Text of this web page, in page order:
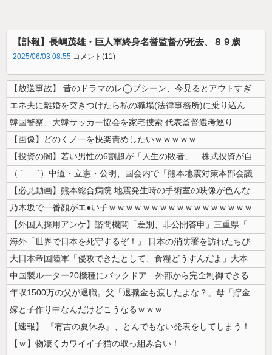
【訃報】長嶋茂雄・巨人軍終身名誉監督が死去、８９歳
2025/06/03 08:55 コメント(11)
【放送事故】 昔のドラマのレ◯プシーン、今見るとアウトすぎる・・・
エネ夫に離婚を突きつけたら私の職場(法律事務所)に乗り込んできた 堂々...
韓国警察、大韓サッカー協会を家宅捜索 代表監督選考巡り
【画像】どのくノ一を快楽責めしたいｗｗｗｗｗ
【投資の闇】若い男性の6割超が「人生の敗者」 株式投資が自信喪失の原因...
（ ´_ゝ`）中道・立憲・公明、国会内で「熊本地震対策本部会議」各省庁...
【必見動画】熊本総合病院 地震発生時の手術室の映像が色んな意味で衝撃的...
乃木坂で一番顔がエ●い子ｗｗｗｗｗｗｗｗｗｗｗｗｗｗｗｗｗｗｗ
【外国人採用アンケ】諮問機関「差別、非公開答申」三重県「差別に当たらず...
海外「世界で日本を死守するぞ！」 日本の消防署を訪れたちびっ子集団が世...
大日本帝国陸軍「侵攻できたとして、食糧どうすんだよ」大本営「現地調達」...
中国製ルーター20機種にバックドア 外部から完全制御できる機能が仕込ま...
年収1500万の父が退職。父「退職金も渡したよな？」母「貯金なんてない...
嫁と子作り中なんだけどこうなるｗｗｗ
【速報】 『有吉の夏休み』、とんでもない発表をしてしまう！！！！！
【ｗ】物凄くカワイイ子猫の取っ組み合い！